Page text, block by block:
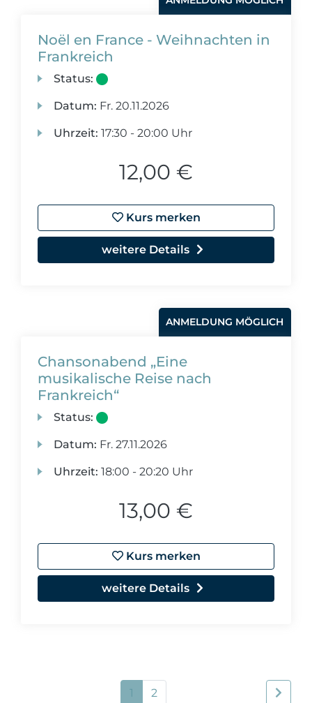
Noël en France - Weihnachten in
Frankreich
Status:
Datum: Fr. 20.11.2026
Uhrzeit: 17:30 - 20:00 Uhr
12,00 €
Kurs merken
weitere Details
ANMELDUNG MÖGLICH
Chansonabend „Eine
musikalische Reise nach
Frankreich“
Status:
Datum: Fr. 27.11.2026
Uhrzeit: 18:00 - 20:20 Uhr
13,00 €
Kurs merken
weitere Details
1 2